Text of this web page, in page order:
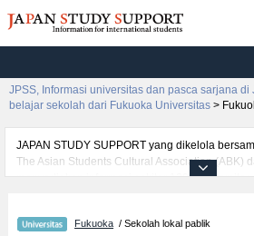
JPSS, Informasi universitas dan pasca sarjana di
belajar sekolah dari Fukuoka Universitas >
JAPAN STUDY SUPPORT yang dikelola
The Asian Students Cultural Association (ABK)
menyediakan informasi sekitar 1300
informasi per fakultas seperti Fakultas
Fukuoka / Sekolah lokal pablik